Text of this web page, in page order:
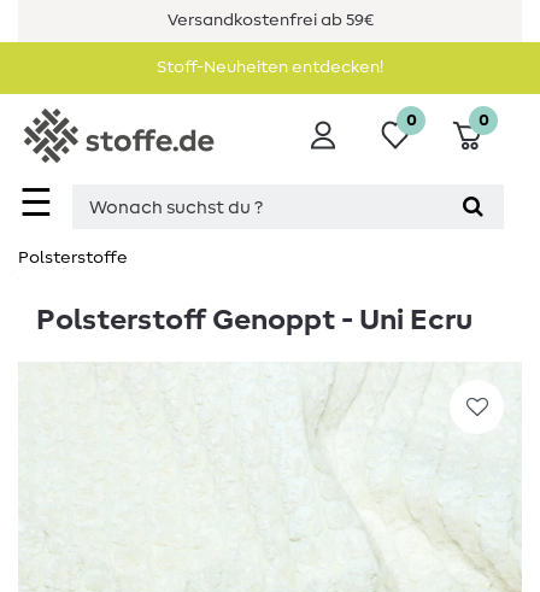
Versandkostenfrei ab 59€
Stoff-Neuheiten entdecken!
☰
0 0
Polsterstoffe
Polsterstoff Genoppt - Uni Ecru